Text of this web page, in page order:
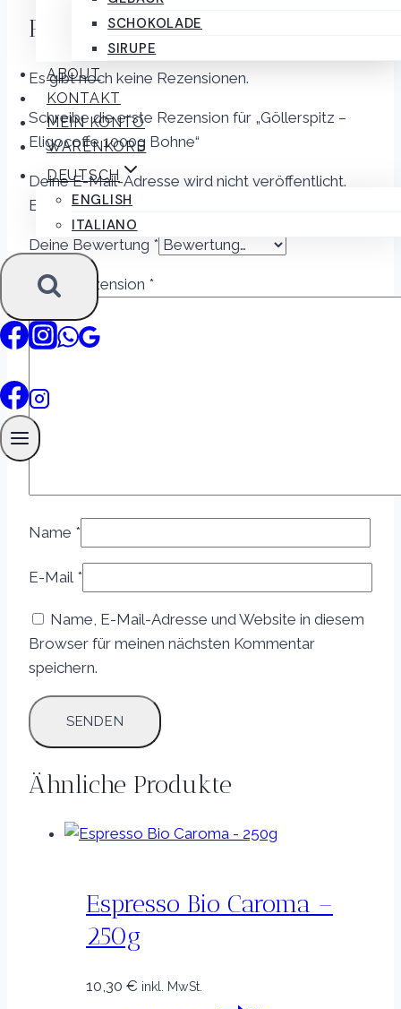
SCHOKOLADE
SIRUPE
ABOUT
KONTAKT
MEIN KONTO
WARENKORB
DEUTSCH
ENGLISH
ITALIANO
Rezensionen
Es gibt noch keine Rezensionen.
Schreibe die erste Rezension für „Göllerspitz –
Eligocoffe 1000g Bohne“
Deine E-Mail-Adresse wird nicht veröffentlicht.
Erforderliche Felder sind mit
Deine Bewertung *
Deine Rezension *
Name *
E-Mail *
Name, E-Mail-Adresse und Website in diesem
Browser für meinen nächsten Kommentar
speichern.
Ähnliche Produkte
Espresso Bio Caroma –
250g
10,30 € inkl. MwSt.